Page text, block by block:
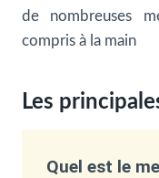
de nombreuses
compris à la main
Les
Quel est le